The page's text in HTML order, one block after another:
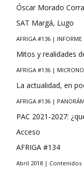
Óscar Morado
SAT Margá, Lugo
AFRIGA #136 | INFORME
Mitos y realidades
AFRIGA #136 |
La actualidad, en
AFRIGA #136 |
PAC 2021-2027:
Acceso
AFRIGA #134
Abril 2018 | Contenidos